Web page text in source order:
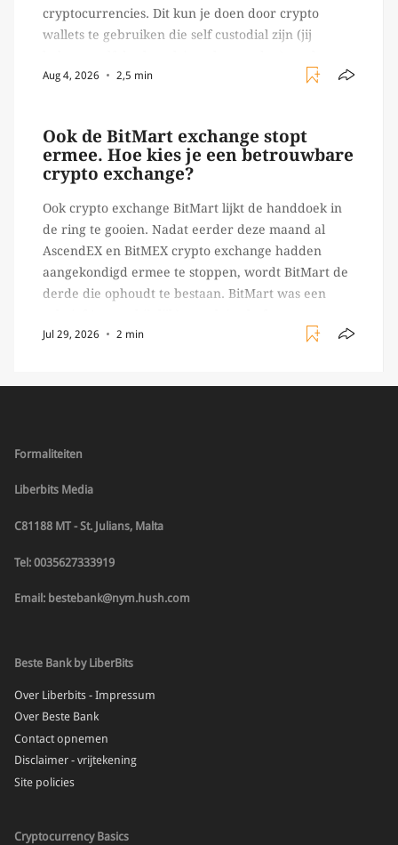
cryptocurrencies. Dit kun je doen door crypto
wallets te gebruiken die self custodial zijn (jij
Ledger of Trezor bijvoorbeeld. Echter, op 29 juli
Aug 4, 2026 2,5 min
Ook de BitMart exchange stopt
ermee. Hoe kies je een betrouwbare
crypto exchange?
Ook crypto exchange BitMart lijkt de handdoek in
de ring te gooien. Nadat eerder deze maand al
AscendEX en BitMEX crypto exchange hadden
aangekondigd ermee te stoppen, wordt BitMart de
derde die ophoudt te bestaan. BitMart was een
crypto handelaren terecht konden om te handelen
Jul 29, 2026 2 min
Formaliteiten
Liberbits Media
C81188 MT - St. Julians, Malta
Tel: 0035627333919
Email: bestebank@nym.hush.com
Beste Bank by LiberBits
Over Liberbits - Impressum
Over Beste Bank
Contact opnemen
Disclaimer - vrijtekening
Site policies
Cryptocurrency Basics